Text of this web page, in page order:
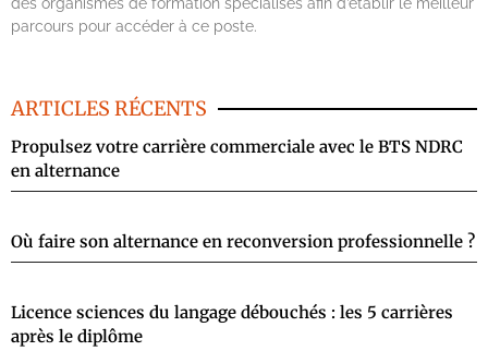
parcours pour accéder à ce poste.
ARTICLES RÉCENTS
Propulsez votre carrière commerciale avec le BTS NDRC
en alternance
Où faire son alternance en reconversion professionnelle ?
Licence sciences du langage débouchés : les 5 carrières
après le diplôme